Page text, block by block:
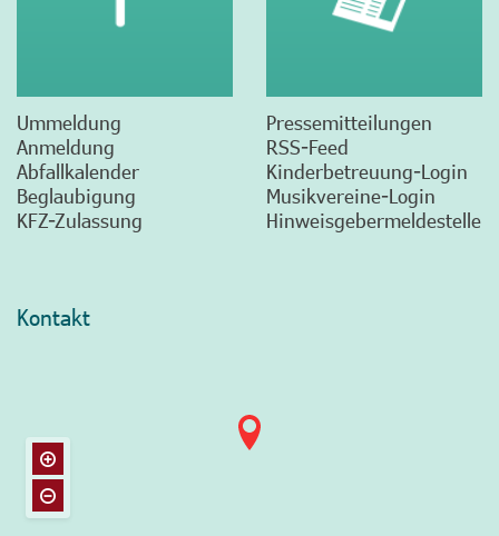
Ummeldung
Anmeldung
Abfallkalender
Beglaubigung
KFZ-Zulassung
Pressemitteilungen
RSS-Feed
Kinderbetreuung-Login
Musikvereine-Login
Hinweisgebermeldestelle
Kontakt